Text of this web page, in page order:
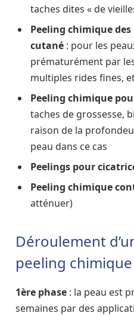
taches dites « de
Peeling chimique
cutané : pour les
prématurément par
multiples rides fines,
Peeling chimique
taches de grossesse,
raison de la
peau dans ce cas
Peelings pour
Peeling chimique
atténuer)
Déroulement
peeling chimique
1ère phase : la peau est
semaines par des